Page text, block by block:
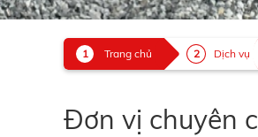
Trang chủ Dịch vụ
Đơn vị chuyên